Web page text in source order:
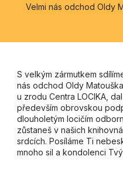
Velmi nás odchod Oldy
S velkým zármutkem
nás odchod Oldy
u zrodu Centra LOCIKA,
především obrovskou
dlouholetým locičím
zůstaneš v našich
srdcích. Posíláme Ti
mnoho sil a kondolenci